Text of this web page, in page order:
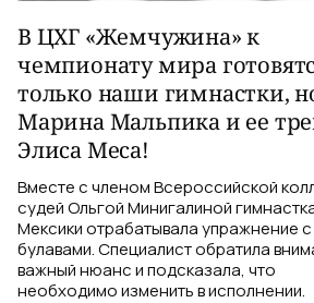
В ЦХГ «Жемчужина» к
чемпионату мира
только наши гимнастки,
Марина Мальпика и ее
Элиса Меса!
Вместе с членом Всероссийской
судей Ольгой Минигалиной
Мексики отрабатывала упражнение с
булавами. Специалист обратила
важный нюанс и подсказала, что
необходимо изменить в исполнении.